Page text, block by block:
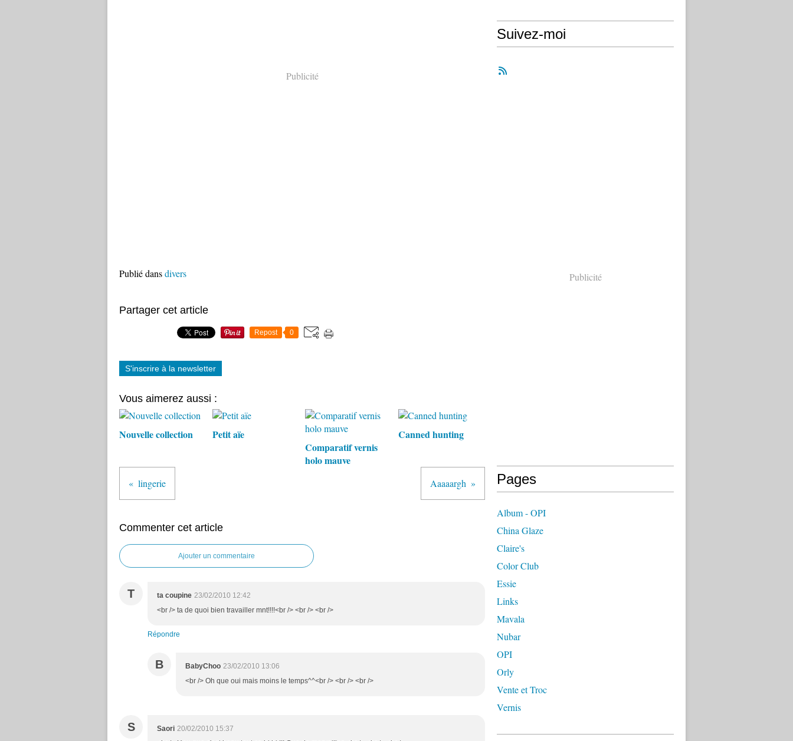
Publicité
Publié dansdivers
Partager cet article
Repost 0
S'inscrire à la newsletter
Vous aimerez aussi :
Nouvelle collection
Petit aïe
Comparatif vernis
holo mauve
Canned hunting
lingerie Aaaaargh
Commenter cet article
Ajouter un commentaire
T ta coupine 23/02/2010 12:42
<br /> ta de quoi bien travailler mnt!!!!<br /> <br /> <br />
Répondre
B BabyChoo 23/02/2010 13:06
<br /> Oh que oui mais moins le temps^^<br /> <br /> <br />
S Saori 20/02/2010 15:37
Suivez-moi
Publicité
Pages
Album - OPI
China Glaze
Claire's
Color Club
Essie
Links
Mavala
Nubar
OPI
Orly
Vente et Troc
Vernis